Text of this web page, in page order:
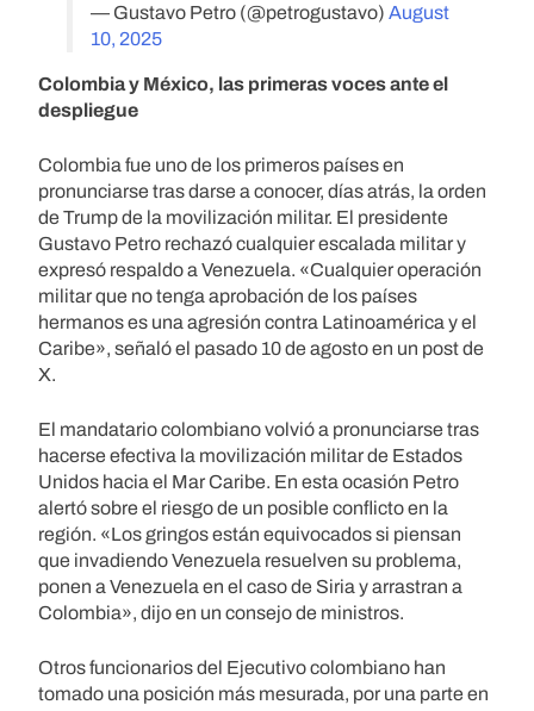
— Gustavo Petro (@petrogustavo) August
10, 2025
Colombia y México, las primeras voces ante el
despliegue
Colombia fue uno de los primeros países en
pronunciarse tras darse a conocer, días atrás, la orden
de Trump de la movilización militar. El presidente
Gustavo Petro rechazó cualquier escalada militar y
expresó respaldo a Venezuela. «Cualquier operación
militar que no tenga aprobación de los países
hermanos es una agresión contra Latinoamérica y el
Caribe», señaló el pasado 10 de agosto en un post de
X.
El mandatario colombiano volvió a pronunciarse tras
hacerse efectiva la movilización militar de Estados
Unidos hacia el Mar Caribe. En esta ocasión Petro
alertó sobre el riesgo de un posible conflicto en la
región. «Los gringos están equivocados si piensan
que invadiendo Venezuela resuelven su problema,
ponen a Venezuela en el caso de Siria y arrastran a
Colombia», dijo en un consejo de ministros.
Otros funcionarios del Ejecutivo colombiano han
tomado una posición más mesurada, por una parte en